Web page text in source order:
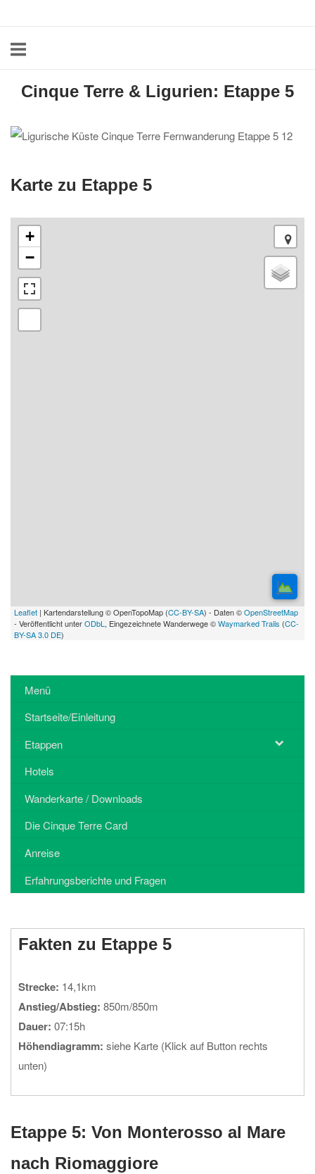
content
Cinque Terre & Ligurien: Etappe 5
Karte zu Etappe 5
+
−
Leaflet | Kartendarstellung © OpenTopoMap (CC-BY-SA) - Daten ©OpenStreetMap
- Veröffentlicht unterODbL , Eingezeichnete Wanderwege ©Waymarked Trails (CC-
BY-SA 3.0 DE)
Menü
Startseite/Einleitung
Etappen
Hotels
Wanderkarte / Downloads
Die Cinque Terre Card
Anreise
Erfahrungsberichte und Fragen
Fakten zu Etappe 5
Strecke: 14,1km
Anstieg/Abstieg: 850m/850m
Dauer: 07:15h
Höhendiagramm: siehe Karte (Klick auf Button rechts
unten)
Etappe 5: Von Monterosso al Mare
nach Riomaggiore